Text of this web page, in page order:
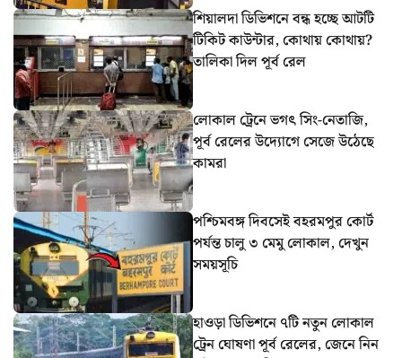
শিয়ালদা ডিভিশনে বন্ধ হচ্ছে আটটি
টিকিট কাউন্টার, কোথায় কোথায়?
তালিকা দিল পূর্ব রেল
লোকাল ট্রেনে ভগৎ সিং-নেতাজি,
পূর্ব রেলের উদ্যোগে সেজে উঠেছে
কামরা
পশ্চিমবঙ্গ দিবসেই বহরমপুর কোর্ট
পর্যন্ত চালু ৩ মেমু লোকাল, দেখুন
সময়সূচি
হাওড়া ডিভিশনে ৭টি নতুন লোকাল
ট্রেন ঘোষণা পূর্ব রেলের, জেনে নিন